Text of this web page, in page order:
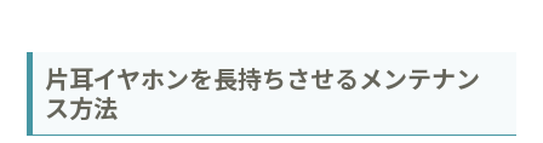
片耳イヤホンを長持ちさせるメンテナン
ス方法